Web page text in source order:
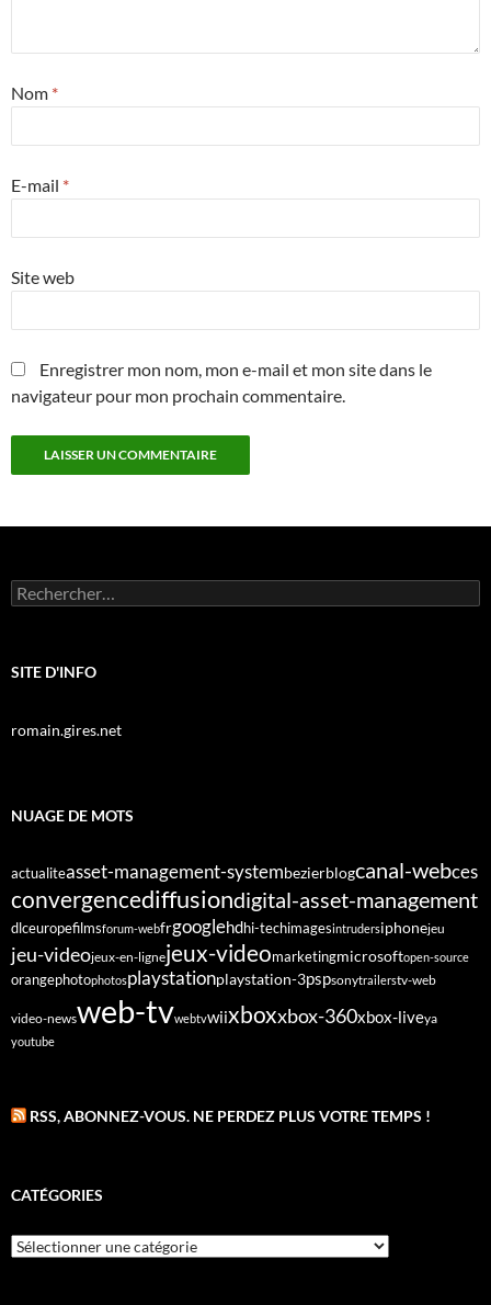
Nom *
E-mail *
Site web
Enregistrer mon nom, mon e-mail et mon site dans le
navigateur pour mon prochain commentaire.
Rechercher :
SITE D'INFO
romain.gires.net
NUAGE DE MOTS
actualiteasset-management-systembezierblogcanal-webces
convergencediffusiondigital-asset-management
dlceuropefilmsforum-webfrgooglehdhi-techimagesintrudersiphonejeu
jeu-videojeux-en-lignejeux-videomarketingmicrosoftopen-source
orangephotophotosplaystationplaystation-3pspsonytrailerstv-web
video-newsweb-tvwebtvwiixboxxbox-360xbox-liveya
youtube
RSS, ABONNEZ-VOUS. NE PERDEZ PLUS VOTRE TEMPS !
CATÉGORIES
Catégories